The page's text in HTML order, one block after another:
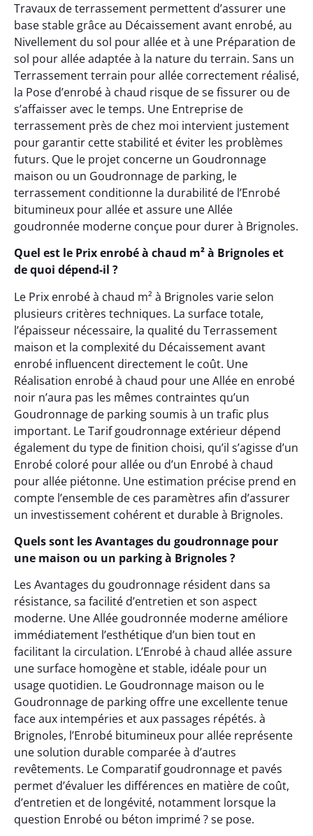
Travaux de terrassement permettent d’assurer une
base stable grâce au Décaissement avant enrobé, au
Nivellement du sol pour allée et à une Préparation de
sol pour allée adaptée à la nature du terrain. Sans un
Terrassement terrain pour allée correctement réalisé,
la Pose d’enrobé à chaud risque de se fissurer ou de
s’affaisser avec le temps. Une Entreprise de
terrassement près de chez moi intervient justement
pour garantir cette stabilité et éviter les problèmes
futurs. Que le projet concerne un Goudronnage
maison ou un Goudronnage de parking, le
terrassement conditionne la durabilité de l’Enrobé
bitumineux pour allée et assure une Allée
goudronnée moderne conçue pour durer à Brignoles.
Quel est le Prix enrobé à chaud m² à Brignoles et
de quoi dépend-il ?
Le Prix enrobé à chaud m² à Brignoles varie selon
plusieurs critères techniques. La surface totale,
l’épaisseur nécessaire, la qualité du Terrassement
maison et la complexité du Décaissement avant
enrobé influencent directement le coût. Une
Réalisation enrobé à chaud pour une Allée en enrobé
noir n’aura pas les mêmes contraintes qu’un
Goudronnage de parking soumis à un trafic plus
important. Le Tarif goudronnage extérieur dépend
également du type de finition choisi, qu’il s’agisse d’un
Enrobé coloré pour allée ou d’un Enrobé à chaud
pour allée piétonne. Une estimation précise prend en
compte l’ensemble de ces paramètres afin d’assurer
un investissement cohérent et durable à Brignoles.
Quels sont les Avantages du goudronnage pour
une maison ou un parking à Brignoles ?
Les Avantages du goudronnage résident dans sa
résistance, sa facilité d’entretien et son aspect
moderne. Une Allée goudronnée moderne améliore
immédiatement l’esthétique d’un bien tout en
facilitant la circulation. L’Enrobé à chaud allée assure
une surface homogène et stable, idéale pour un
usage quotidien. Le Goudronnage maison ou le
Goudronnage de parking offre une excellente tenue
face aux intempéries et aux passages répétés. à
Brignoles, l’Enrobé bitumineux pour allée représente
une solution durable comparée à d’autres
revêtements. Le Comparatif goudronnage et pavés
permet d’évaluer les différences en matière de coût,
d’entretien et de longévité, notamment lorsque la
question Enrobé ou béton imprimé ? se pose.